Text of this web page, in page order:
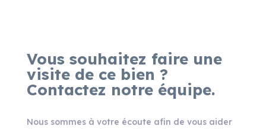
Vous souhaitez faire une
visite de ce bien ?
Contactez notre équipe.
Nous sommes à votre écoute afin de vous aider